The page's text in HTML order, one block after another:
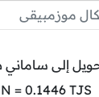
إلى
=0.1446 TJS